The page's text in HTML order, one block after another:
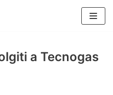
a Tecnogas